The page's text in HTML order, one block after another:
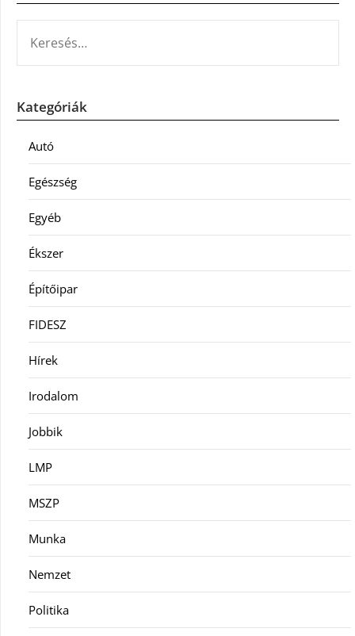
Kategóriák
Autó
Egészség
Egyéb
Ékszer
Építőipar
FIDESZ
Hírek
Irodalom
Jobbik
LMP
MSZP
Munka
Nemzet
Politika